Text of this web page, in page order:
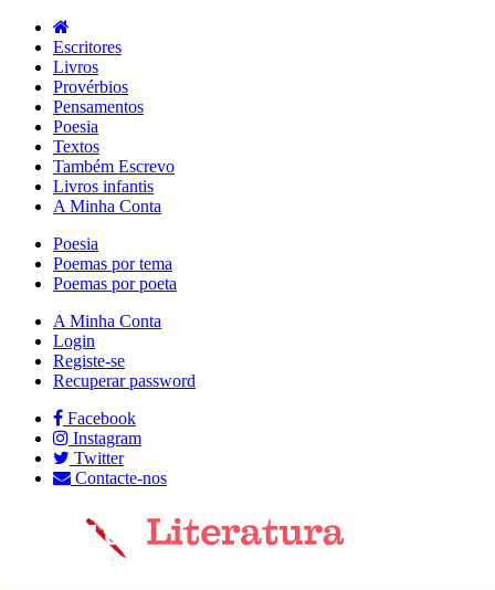
Escritores
Livros
Provérbios
Pensamentos
Poesia
Textos
Também Escrevo
Livros infantis
A Minha Conta
Poesia
Poemas por tema
Poemas por poeta
A Minha Conta
Login
Registe-se
Recuperar password
Facebook
Instagram
Twitter
Contacte-nos